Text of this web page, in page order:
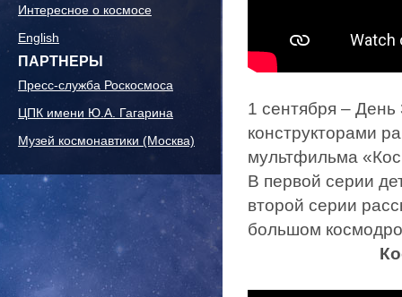
Интересное о космосе
English
ПАРТНЕРЫ
Пресс-служба Роскосмоса
ЦПК имени Ю.А. Гагарина
Музей космонавтики (Москва)
1 сентября –
конструкторами
мультфильма
В первой серии
второй серии
большом